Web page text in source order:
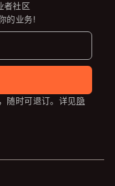
者社区
的业务!
随时可退订。详见隐